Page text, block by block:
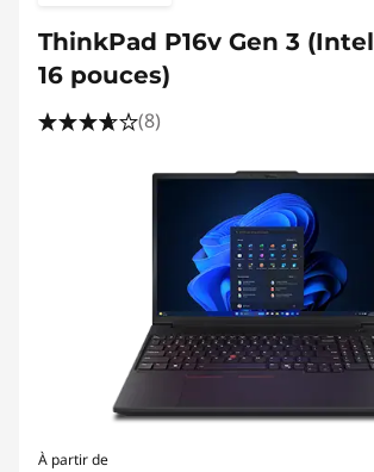
ThinkPad P16v Gen 3 (Intel
16 pouces)
(8)
À partir de